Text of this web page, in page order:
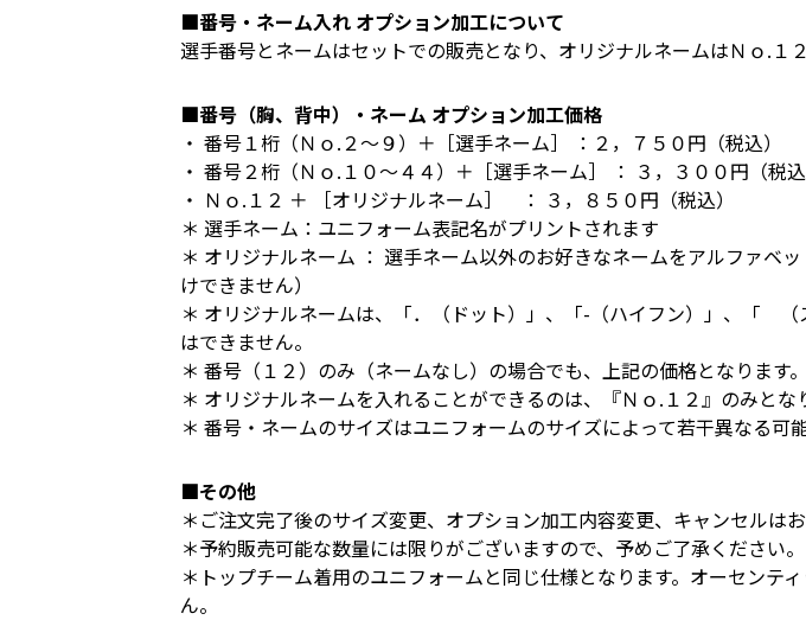
■番号・ネーム入れ オプション加工について
選手番号とネームはセットでの販売となり、オリジナルネームはＮｏ.１
■番号（胸、背中）・ネーム オプション加工価格
・ 番号１桁（Ｎｏ.２～９）＋［選手ネーム］ ：２，７５０円（税込）
・ 番号２桁（Ｎｏ.１０～４４）＋［選手ネーム］ ： ３，３００円（税込
・ Ｎｏ.１２ ＋ ［オリジナルネーム］ ： ３，８５０円（税込）
＊ 選手ネーム：ユニフォーム表記名がプリントされます
＊ オリジナルネーム ： 選手ネーム以外のお好きなネームをアルファベ
けできません）
＊ オリジナルネームは、「．（ドット）」、「-（ハイフン）」、「
はできません。
＊ 番号（１２）のみ（ネームなし）の場合でも、上記の価格となります。
＊ オリジナルネームを入れることができるのは、『Ｎｏ.１２』のみとな
＊ 番号・ネームのサイズはユニフォームのサイズによって若干異なる可
■その他
＊ご注文完了後のサイズ変更、オプション加工内容変更、キャンセルは
＊予約販売可能な数量には限りがございますので、予めご了承ください。
＊トップチーム着用のユニフォームと同じ仕様となります。オーセン
ん。